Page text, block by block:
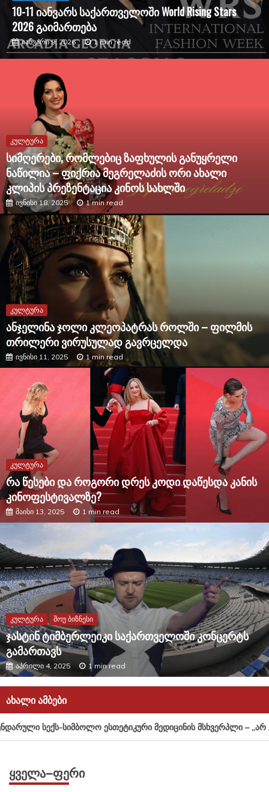
რომელიც უკვე მოდის სამყაროში საკუთარ
ადგილს იმკვიდრებს — გაიცანით ლუკა ცხადაია
ივნისი 30, 2026 1 min read
კულტურა
სიმღერები, რომლებიც ზაფხულის განუყრელი
ნაწილია – ფიქრია მეგრელაძის ორი ახალი
კლიპის პრეზენტაცია კინოს სახლში
ივნისი 18, 2025 1 min read
კულტურა
ანჯელინა ჯოლი კლეოპატრას როლში – ფილმის
თრილერი ვირუსულად გავრცელდა
ივნისი 11, 2025 1 min read
კულტურა
რა წესები და როგორი დრეს კოდი დაწესდა კანის
კინოფესტივალზე?
მაისი 13, 2025 1 min read
კულტურა შოუ ბიზნესი
ჯასტინ ტიმბერლეიკი საქართველოში კონცერტს
გამართავს
აპრილი 4, 2025 1 min read
ᲐᲮᲐᲚᲘ ᲐᲛᲑᲔᲑᲘ
სექს-სიმბოლო ესთეტიკური მედიცინის მსხვერპლი – „არ
ᲧᲕᲔᲚᲐ–ᲤᲔᲠᲘ